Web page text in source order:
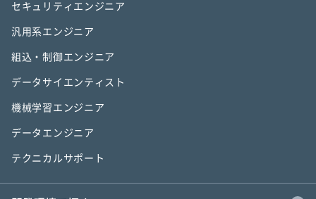
セキュリティエンジニア
汎用系エンジニア
組込・制御エンジニア
データサイエンティスト
機械学習エンジニア
データエンジニア
テクニカルサポート